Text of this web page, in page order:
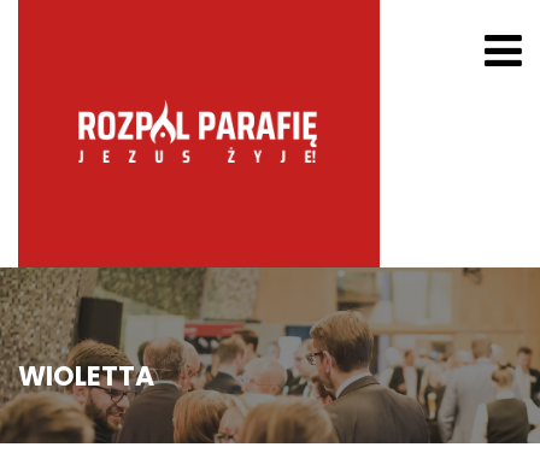
WIOLETTA